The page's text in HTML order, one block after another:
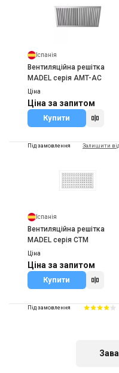
Іспанія
Вентиляційна решітка
MADEL серія AMT-AC
Ціна
Ціна за запитом
Купити
Під замовлення Залишити
Іспанія
Вентиляційна решітка
MADEL серія CTM
Ціна
Ціна за запитом
Купити
Під замовлення